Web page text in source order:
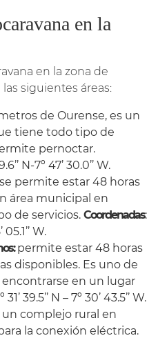
en la
en la zona de
siguientes áreas:
de Ourense, es un
tiene todo tipo de
pernoctar.
N-7º 47’ 30.0’’ W.
permite estar 48 horas
área municipal en
de servicios. Coordenadas:
05.1’’ W.
permite estar 48 horas
disponibles. Es uno de
encontrarse en un lugar
31’ 39.5’’ N – 7º 30’ 43.5’’ W.
complejo rural en
la conexión eléctrica.